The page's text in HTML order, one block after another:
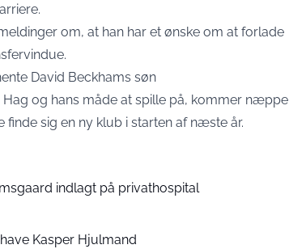
om, at han har et ønske om at forlade
David Beckhams søn
og hans måde at spille på, kommer næppe
sig en ny klub i starten af næste år.
indlagt på privathospital
Kasper Hjulmand